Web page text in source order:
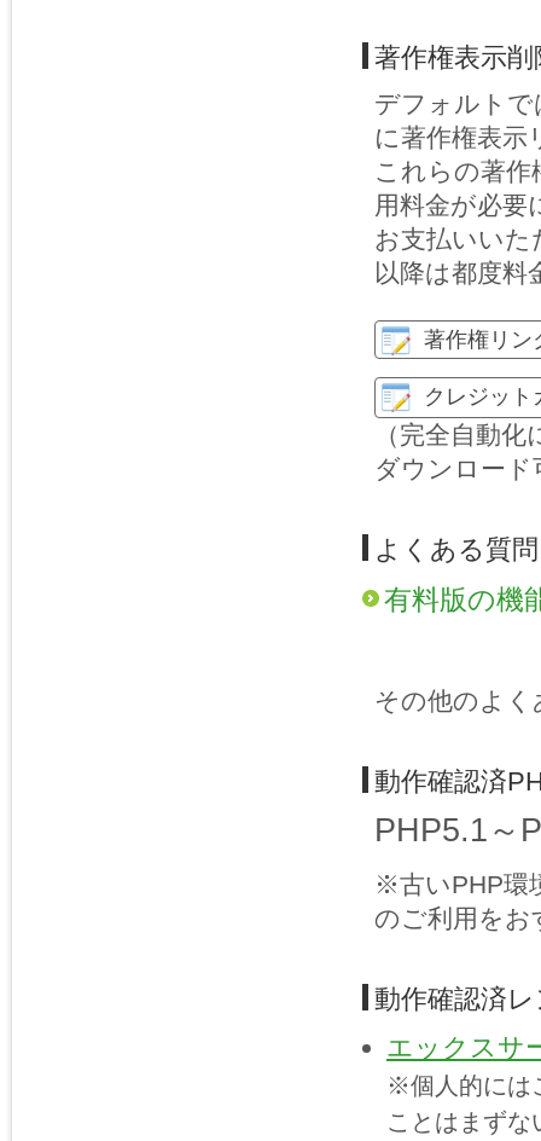
著作権表示
デフォルトで
に著作権表示
これらの著
用料金が必要
お支払いいた
以降は都度料
著作権リン
クレジット
（完全自動
ダウンロード
よくある質問
有料版の機
その他のよく
動作確認済
PHP5.1～
※古いPHP環
のご利用をお
動作確認済
エックスサ
※個人的には
ことはまずな